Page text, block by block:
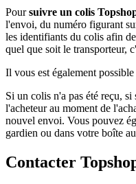
Poursuivre un colis
l'envoi, du numéro figurant
les identifiants du colis afin
quel que soit le transporteur,
Il vous est également
Si un colis n'a pas été reçu,
l'acheteur au moment de
nouvel envoi. Vous pouvez
gardien ou dans votre boîte
Contacter